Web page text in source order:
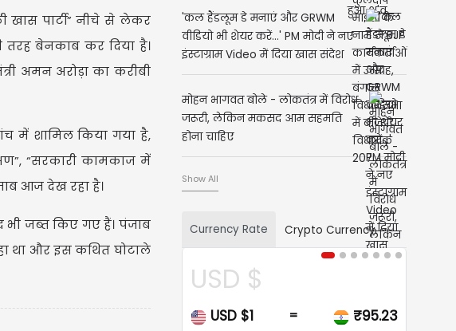
खास पार्टी” नीचे से लेकर
तरह बेनकाब कर दिया है।
अमन अरोड़ा का करीबी
में शामिल किया गया है,
“सरकारी कामकाज में
आज देख रहा है।
जब्त किए गए हैं। पंजाब
था और इस कथित घोटाले
'कल हैंडलूम डे मनाएं और GRWM
वीडियो भी शेयर करें...' PM मोदी ने नए
इंस्टाग्राम Video में दिया खास संदेश
मोहन भागवत बोले - लोकतंत्र में विरोध
जरूरी, लेकिन मकसद आम सहमति
होना चाहिए
Show All
Currency Rate Crypto Currency
CAD $
CAD $1 ₹67.92